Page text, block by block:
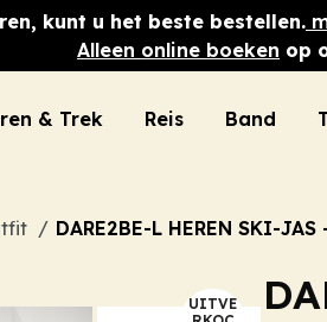
kunt u het beste bestellen.
Alleen online boeken op
& Trek Reis Band
DARE2BE-L HEREN SKI-JAS
UITVE